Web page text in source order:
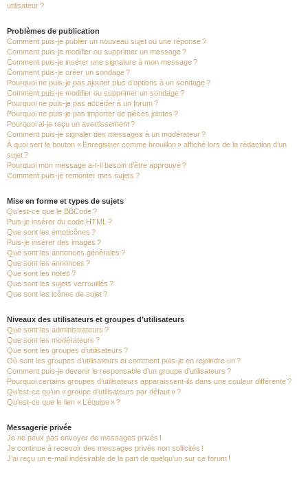
utilisateur ?
Problèmes de publication
Comment puis-je publier un nouveau sujet ou une réponse ?
Comment puis-je modifier ou supprimer un message ?
Comment puis-je insérer une signature à mon message ?
Comment puis-je créer un sondage ?
Pourquoi ne puis-je pas ajouter plus d’options à un sondage ?
Comment puis-je modifier ou supprimer un sondage ?
Pourquoi ne puis-je pas accéder à un forum ?
Pourquoi ne puis-je pas importer de pièces jointes ?
Pourquoi ai-je reçu un avertissement ?
Comment puis-je signaler des messages à un modérateur ?
À quoi sert le bouton « Enregistrer comme brouillon » affiché lors de la rédaction d’un
sujet ?
Pourquoi mon message a-t-il besoin d’être approuvé ?
Comment puis-je remonter mes sujets ?
Mise en forme et types de sujets
Qu’est-ce que le BBCode ?
Puis-je insérer du code HTML ?
Que sont les émoticônes ?
Puis-je insérer des images ?
Que sont les annonces générales ?
Que sont les annonces ?
Que sont les notes ?
Que sont les sujets verrouillés ?
Que sont les icônes de sujet ?
Niveaux des utilisateurs et groupes d’utilisateurs
Que sont les administrateurs ?
Que sont les modérateurs ?
Que sont les groupes d’utilisateurs ?
Où sont les groupes d’utilisateurs et comment puis-je en rejoindre un ?
Comment puis-je devenir le responsable d’un groupe d’utilisateurs ?
Pourquoi certains groupes d’utilisateurs apparaissent-ils dans une couleur différente ?
Qu’est-ce qu’un « groupe d’utilisateurs par défaut » ?
Qu’est-ce que le lien « L’équipe » ?
Messagerie privée
Je ne peux pas envoyer de messages privés !
Je continue à recevoir des messages privés non sollicités !
J’ai reçu un e-mail indésirable de la part de quelqu’un sur ce forum !